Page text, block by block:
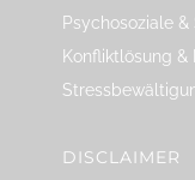
Psychosoziale
Konfliktlösung &
DISCLAIMER